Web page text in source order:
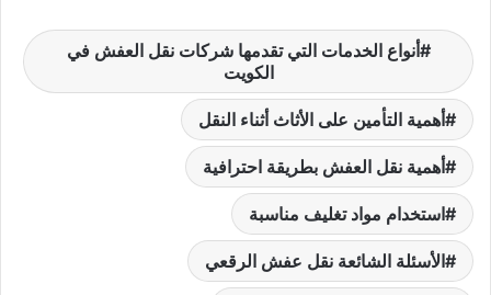
أنواع الخدمات التي تقدمها شركات نقل العفش في
الكويت
أهمية التأمين على الأثاث أثناء النقل
أهمية نقل العفش بطريقة احترافية
استخدام مواد تغليف مناسبة
الأسئلة الشائعة نقل عفش الرقعي